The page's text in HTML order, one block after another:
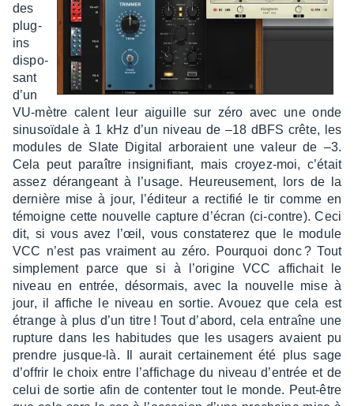
des
plug-
ins
dispo­
sant
d’un
VU-mètre calent leur aiguille sur zéro avec une onde
sinu­soï­dale à 1 kHz d’un niveau de –18 dBFS crête, les
modules de Slate Digi­tal arbo­raient une valeur de –3.
Cela peut paraître insi­gni­fiant, mais croyez-moi, c’était
assez déran­geant à l’usage. Heureu­se­ment, lors de la
dernière mise à jour, l’édi­teur a recti­fié le tir comme en
témoigne cette nouvelle capture d’écran (ci-contre). Ceci
dit, si vous avez l’œil, vous consta­te­rez que le module
VCC n’est pas vrai­ment au zéro. Pourquoi donc ? Tout
simple­ment parce que si à l’ori­gine VCC affi­chait le
niveau en entrée, désor­mais, avec la nouvelle mise à
jour, il affiche le niveau en sortie. Avouez que cela est
étrange à plus d’un titre ! Tout d’abord, cela entraîne une
rupture dans les habi­tudes que les usagers avaient pu
prendre jusque-là. Il aurait certai­ne­ment été plus sage
d’of­frir le choix entre l’af­fi­chage du niveau d’en­trée et de
celui de sortie afin de conten­ter tout le monde. Peut-être